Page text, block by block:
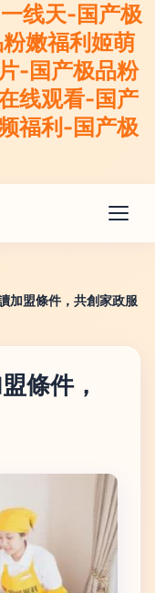
线天-国产极
嫩福利姬萌
-国产极品粉
线观看-国产
福利-国产极
加盟條件，共創家政服
條件，